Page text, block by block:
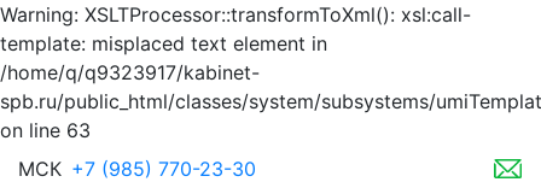
Warning: XSLTProcessor::transformToXml(): xsl:call-
template: misplaced text element in
/home/q/q9323917/kabinet-
spb.ru/public_html/classes/system/subsystems/
on line 63
МСК +7 (985) 770-23-30